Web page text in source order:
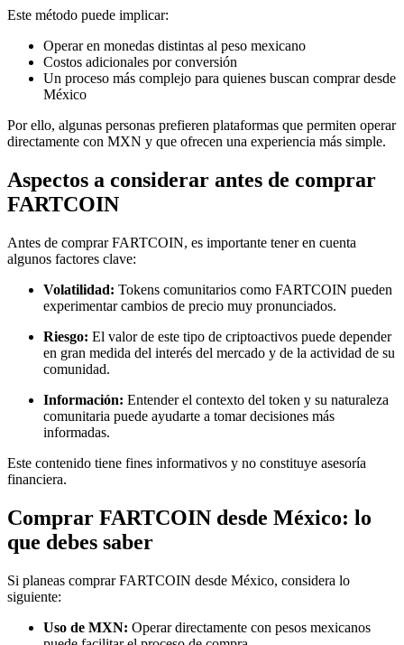
Este método puede implicar:
Operar en monedas distintas al peso mexicano
Costos adicionales por conversión
Un proceso más complejo para quienes buscan comprar desde
México
Por ello, algunas personas prefieren plataformas que permiten operar
directamente con MXN y que ofrecen una experiencia más simple.
Aspectos a considerar antes de comprar
FARTCOIN
Antes de comprar FARTCOIN, es importante tener en cuenta
algunos factores clave:
Volatilidad: Tokens comunitarios como FARTCOIN pueden
experimentar cambios de precio muy pronunciados.
Riesgo: El valor de este tipo de criptoactivos puede depender
en gran medida del interés del mercado y de la actividad de su
comunidad.
Información: Entender el contexto del token y su naturaleza
comunitaria puede ayudarte a tomar decisiones más
informadas.
Este contenido tiene fines informativos y no constituye asesoría
financiera.
Comprar FARTCOIN desde México: lo
que debes saber
Si planeas comprar FARTCOIN desde México, considera lo
siguiente:
Uso de MXN: Operar directamente con pesos mexicanos